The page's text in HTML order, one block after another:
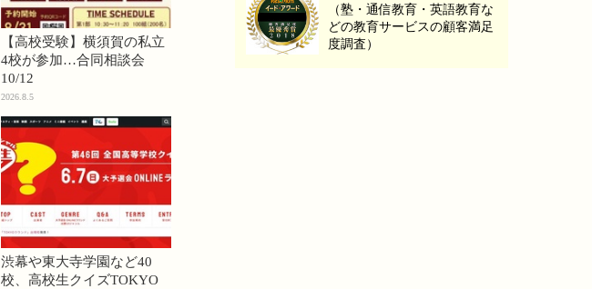
【高校受験】横須賀の私立
4校が参加…合同相談会
10/12
2026.8.5
渋幕や東大寺学園など40
校、高校生クイズTOKYO
（塾・通信教育・英語教育な
どの教育サービスの顧客満足
度調査）